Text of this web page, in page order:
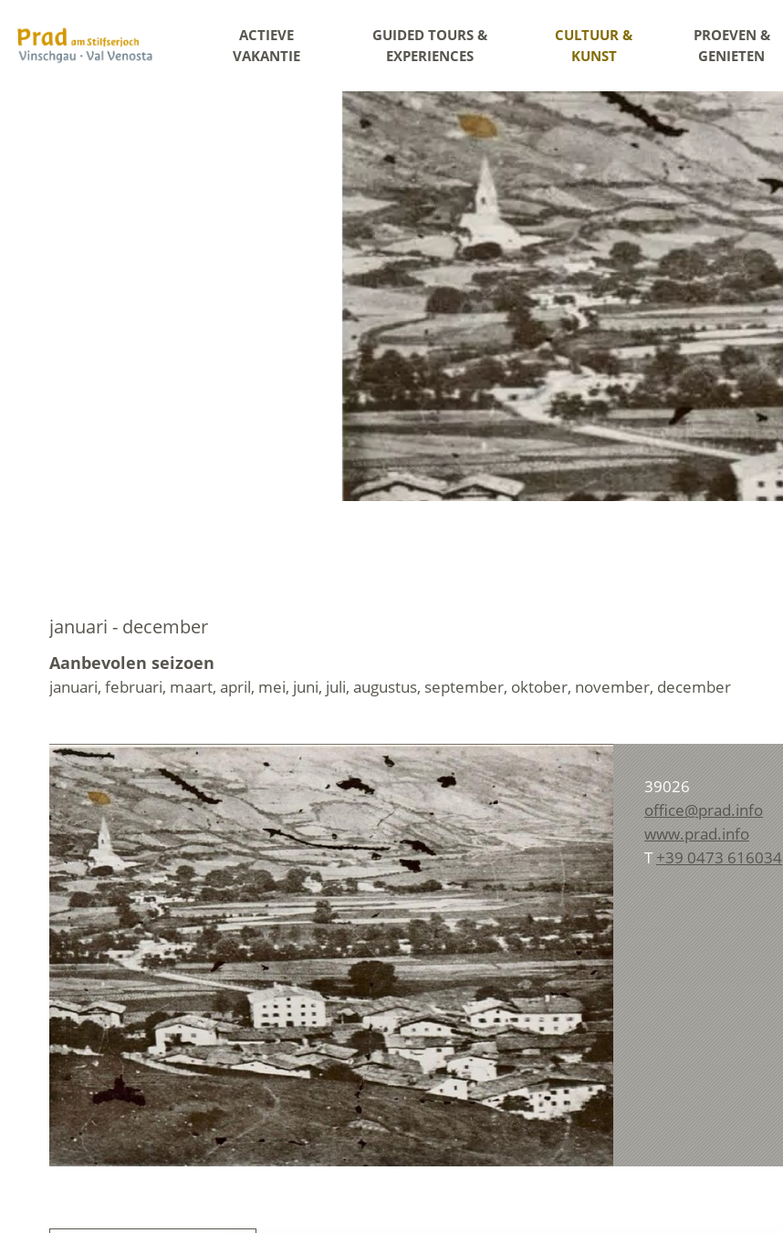
ACTIEVE
VAKANTIE
GUIDED TOURS &
EXPERIENCES
CULTUUR &
KUNST
PROEVEN &
GENIETEN
januari - december
Aanbevolen seizoen
januari, februari, maart, april, mei, juni, juli, augustus, september, oktober, november, december
39026
office@prad.info
www.prad.info
T+39 0473 616034